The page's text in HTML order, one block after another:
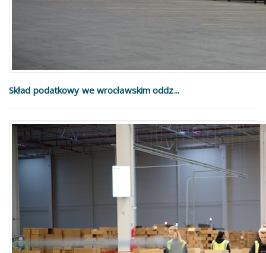
Skład podatkowy we wrocławskim oddz...